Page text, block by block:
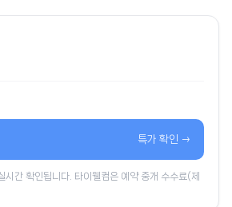
특가 확인 →
시간 확인됩니다. 타이웰컴은 예약 중개 수수료(제